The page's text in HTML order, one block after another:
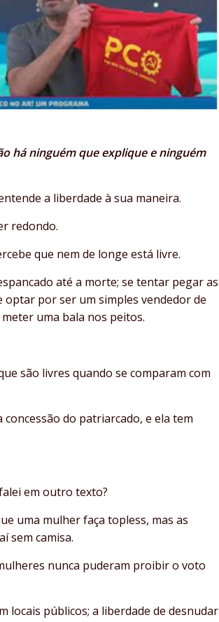
há ninguém que explique e ninguém
a liberdade à sua maneira.
redondo.
que nem de longe está livre.
até a morte; se tentar pegar as
optar por ser um simples vendedor de
uma bala nos peitos.
são livres quando se comparam com
do patriarcado, e ela tem
em outro texto?
uma mulher faça topless, mas as
sem camisa.
nunca puderam proibir o voto
locais públicos; a liberdade de desnudar